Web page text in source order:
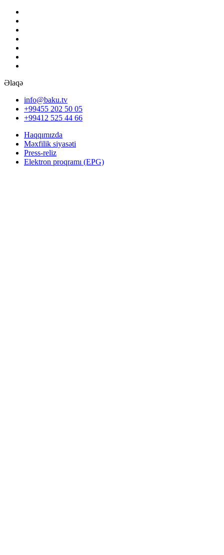
Əlaqə
info@baku.tv
+99455 202 50 05
+99412 525 44 66
Haqqımızda
Məxfilik siyasəti
Press-reliz
Elektron proqramı (EPG)